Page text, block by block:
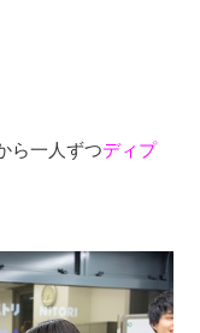
ら一人ずつディプ